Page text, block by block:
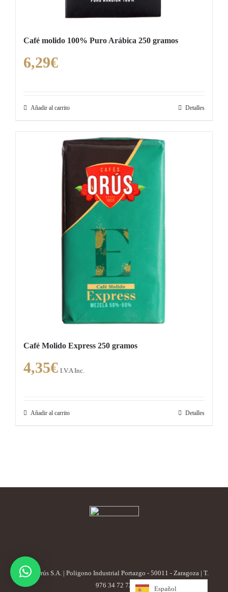
Café molido 100% Puro Arábica 250 gramos
6,29€
Añadir al carrito Detalles
Café Molido Express 250 gramos
4,35€ I.V.A Inc.
Añadir al carrito Detalles
Cafés Orús S.A. | Poligono Industrial Portazgo - 50011 - Zaragoza | T.
976 34 72 72
Español